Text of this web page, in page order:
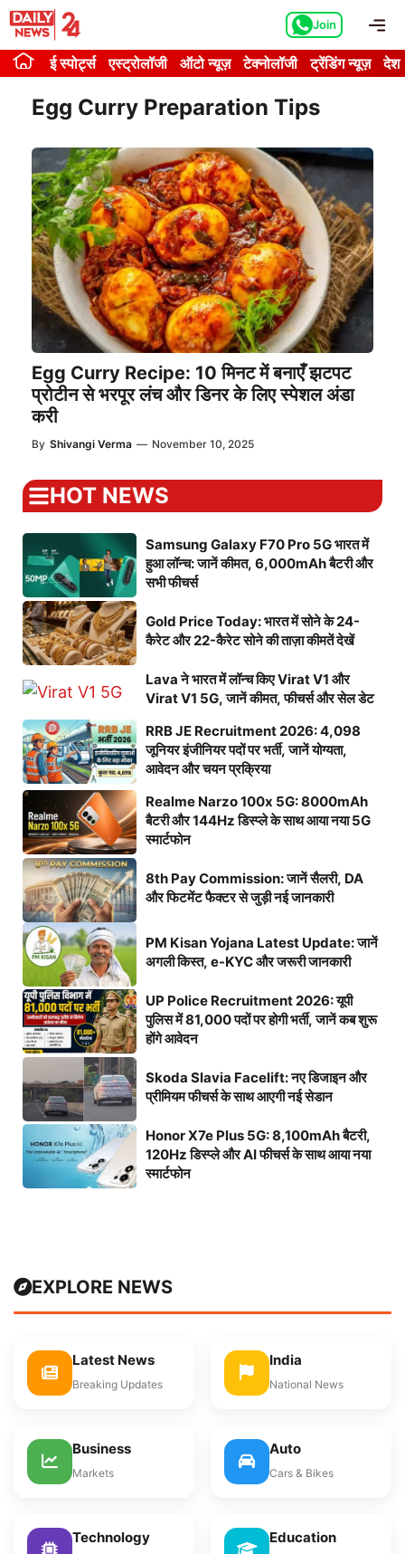
Skip
content
Join
ई स्पोर्ट्स एस्ट्रोलॉजी ऑटो न्यूज़ टेक्नोलॉजी ट्रेंडिंग न्यूज़ देश
Egg Curry Preparation Tips
Egg Curry Recipe: 10 मिनट में बनाएँ झटपट
प्रोटीन से भरपूर लंच और डिनर के लिए स्पेशल अंडा
करी
By Shivangi Verma — November 10, 2025
HOT NEWS
Samsung Galaxy F70 Pro 5G भारत में
हुआ लॉन्च: जानें कीमत, 6,000mAh बैटरी और
सभी फीचर्स
Gold Price Today: भारत में सोने के 24-
कैरेट और 22-कैरेट सोने की ताज़ा कीमतें देखें
Lava ने भारत में लॉन्च किए Virat V1 और
Virat V1 5G, जानें कीमत, फीचर्स और सेल डेट
RRB JE Recruitment 2026: 4,098
जूनियर इंजीनियर पदों पर भर्ती, जानें योग्यता,
आवेदन और चयन प्रक्रिया
Realme Narzo 100x 5G: 8000mAh
बैटरी और 144Hz डिस्प्ले के साथ आया नया 5G
स्मार्टफोन
8th Pay Commission: जानें सैलरी, DA
और फिटमेंट फैक्टर से जुड़ी नई जानकारी
PM Kisan Yojana Latest Update: जानें
अगली किस्त, e-KYC और जरूरी जानकारी
UP Police Recruitment 2026: यूपी
पुलिस में 81,000 पदों पर होगी भर्ती, जानें कब शुरू
होंगे आवेदन
Skoda Slavia Facelift: नए डिजाइन और
प्रीमियम फीचर्स के साथ आएगी नई सेडान
Honor X7e Plus 5G: 8,100mAh बैटरी,
120Hz डिस्प्ले और AI फीचर्स के साथ आया नया
स्मार्टफोन
EXPLORE NEWS
Latest News
Breaking Updates
India
National News
Business
Markets
Auto
Cars & Bikes
Technology Education